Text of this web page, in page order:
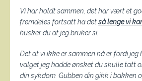
Vi har holdt sammen, det har vært et
fremdeles fortsatt ha detså lenge vi
husker du at jeg bruker si.
Det at vi ikke er sammen nå er fordi
valget jeg hadde ønsket du skulle tatt
din sykdom. Gubben din gikk i bakken